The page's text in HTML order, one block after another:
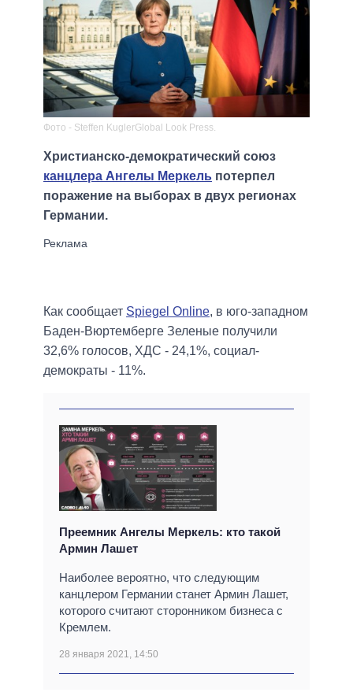
Фото - Steffen KuglerGlobal Look Press.
Христианско-демократический союз
канцлера Ангелы Меркель потерпел
поражение на выборах в двух регионах
Германии.
Как сообщает Spiegel Online, в юго-западном
Баден-Вюртемберге Зеленые получили
32,6% голосов, ХДС - 24,1%, социал-
демократы - 11%.
Преемник Ангелы Меркель: кто такой
Армин Лашет
Наиболее вероятно, что следующим
канцлером Германии станет Армин Лашет,
которого считают сторонником бизнеса с
Кремлем.
28 января 2021, 14:50